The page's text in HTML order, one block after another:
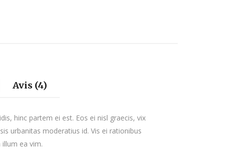
Avis (4)
hinc partem ei est. Eos ei nisl graecis, vix
urbanitas moderatius id. Vis ei rationibus
ea vim.